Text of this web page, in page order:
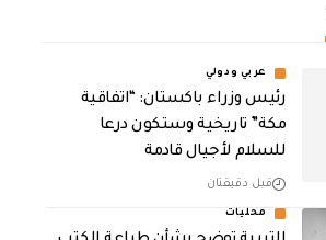
عربي ودولي
رئيس وزراء باكستان: “اتفاقية
مكة” تاريخية وستكون درعا
للسلام لأجيال قادمة
قبل دقيقتان
محليات